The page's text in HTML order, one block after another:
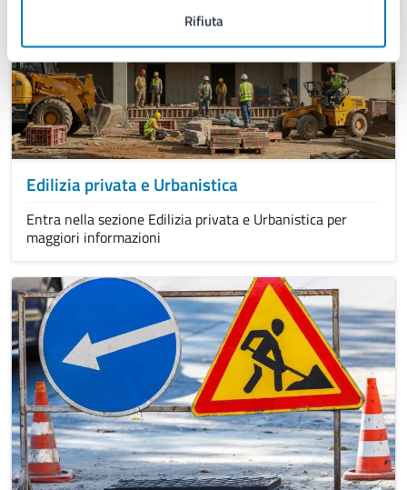
Rifiuta
Edilizia privata e Urbanistica
Entra nella sezione Edilizia privata e Urbanistica per
maggiori informazioni